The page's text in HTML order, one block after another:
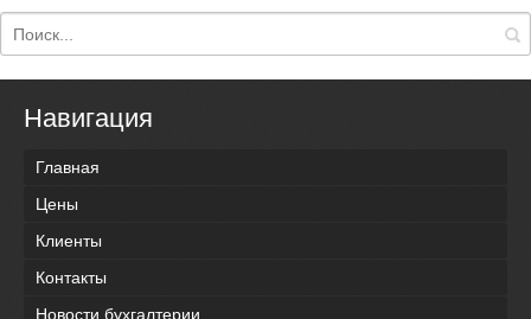
Навигация
Главная
Цены
Клиенты
Контакты
Новости бухгалтерии